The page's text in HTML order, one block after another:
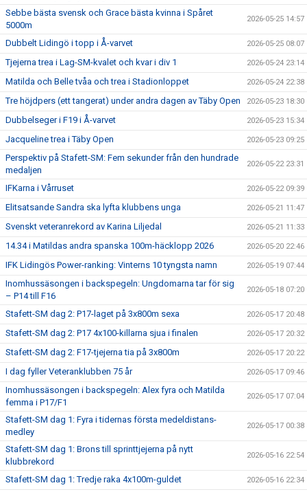
Sebbe bästa svensk och Grace bästa kvinna i Spåret
5000m
2026-05-25 14:57
Dubbelt Lidingö i topp i Å-varvet 2026-05-25 08:07
Tjejerna trea i Lag-SM-kvalet och kvar i div 1 2026-05-24 23:14
Matilda och Belle tvåa och trea i Stadionloppet 2026-05-24 22:38
Tre höjdpers (ett tangerat) under andra dagen av Täby Open 2026-05-23 18:30
Dubbelseger i F19 i Å-varvet 2026-05-23 15:34
Jacqueline trea i Täby Open 2026-05-23 09:25
Perspektiv på Stafett-SM: Fem sekunder från den hundrade
medaljen
2026-05-22 23:31
IFKarna i Vårruset 2026-05-22 09:39
Elitsatsande Sandra ska lyfta klubbens unga 2026-05-21 11:47
Svenskt veteranrekord av Karina Liljedal 2026-05-21 11:33
14.34 i Matildas andra spanska 100m-häcklopp 2026 2026-05-20 22:46
IFK Lidingös Power-ranking: Vinterns 10 tyngsta namn 2026-05-19 07:44
Inomhussäsongen i backspegeln: Ungdomarna tar för sig
– P14 till F16
2026-05-18 07:20
Stafett-SM dag 2: P17-laget på 3x800m sexa 2026-05-17 20:48
Stafett-SM dag 2: P17 4x100-killarna sjua i finalen 2026-05-17 20:32
Stafett-SM dag 2: F17-tjejerna tia på 3x800m 2026-05-17 20:22
I dag fyller Veteranklubben 75 år 2026-05-17 09:46
Inomhussäsongen i backspegeln: Alex fyra och Matilda
femma i P17/F1
2026-05-17 07:04
Stafett-SM dag 1: Fyra i tidernas första medeldistans-
medley
2026-05-17 00:38
Stafett-SM dag 1: Brons till sprinttjejerna på nytt
klubbrekord
2026-05-16 22:54
Stafett-SM dag 1: Tredje raka 4x100m-guldet 2026-05-16 22:34